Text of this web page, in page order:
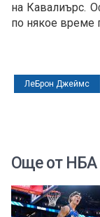
на Кавалиърс.
по някое време
ЛеБрон Джеймс
Още от НБА